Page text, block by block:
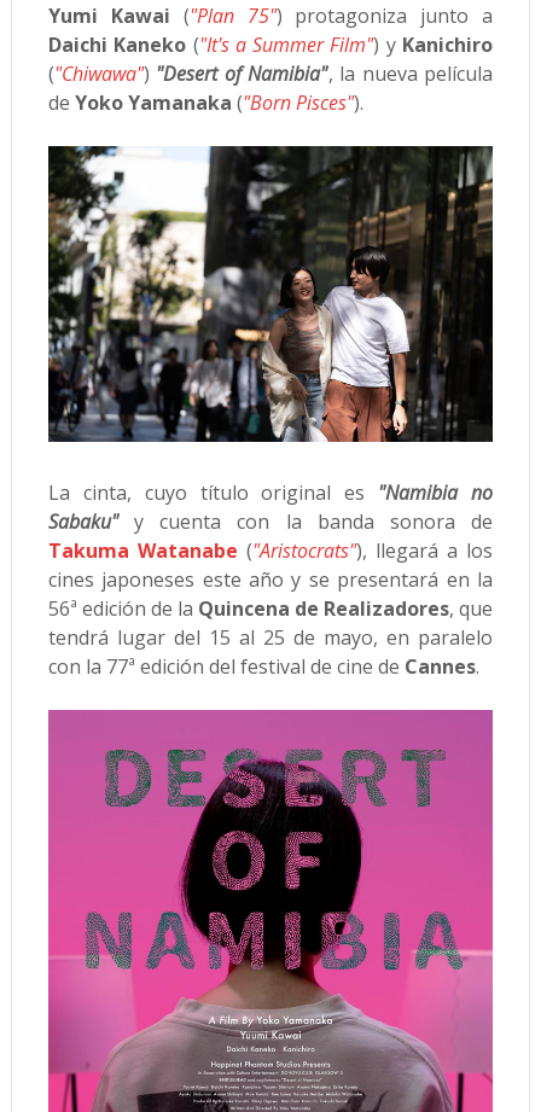
Yumi Kawai ("Plan 75") protagoniza junto a
Daichi Kaneko ("It's a Summer Film") y Kanichiro
("Chiwawa") "Desert of Namibia", la nueva película
de Yoko Yamanaka ("Born Pisces").
La cinta, cuyo título original es "Namibia no
Sabaku"y cuenta con la banda sonora de
Takuma Watanabe ("Aristocrats"), llegará a los
cines japoneses este año y se presentará en la
56ª edición de la Quincena de Realizadores, que
tendrá lugar del 15 al 25 de mayo, en paralelo
con la 77ª edición del festival de cine de Cannes.